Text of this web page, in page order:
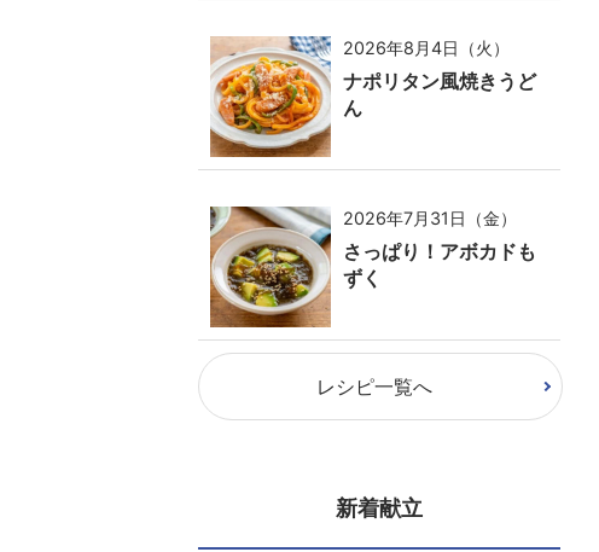
2026年8月4日（火）
ナポリタン風焼きうど
ん
2026年7月31日（金）
さっぱり！アボカドも
ずく
レシピ一覧へ
新着献立